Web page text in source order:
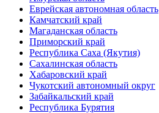
Еврейская автономная область
Камчатский край
Магаданская область
Приморский край
Республика Саха (Якутия)
Сахалинская область
Хабаровский край
Чукотский автономный округ
Забайкальский край
Республика Бурятия